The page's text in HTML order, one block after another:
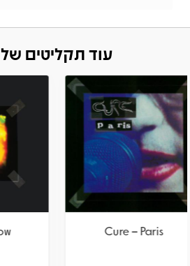
עוד תקליטים של CURE
Cure – Show